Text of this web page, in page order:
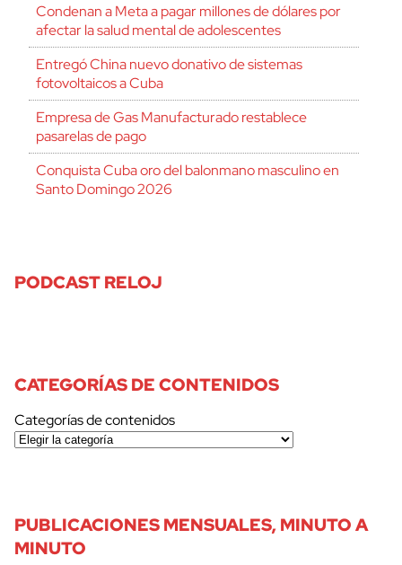
Condenan a Meta a pagar millones de dólares por
afectar la salud mental de adolescentes
Entregó China nuevo donativo de sistemas
fotovoltaicos a Cuba
Empresa de Gas Manufacturado restablece
pasarelas de pago
Conquista Cuba oro del balonmano masculino en
Santo Domingo 2026
PODCAST RELOJ
CATEGORÍAS DE CONTENIDOS
Categorías de contenidos
PUBLICACIONES MENSUALES, MINUTO A
MINUTO